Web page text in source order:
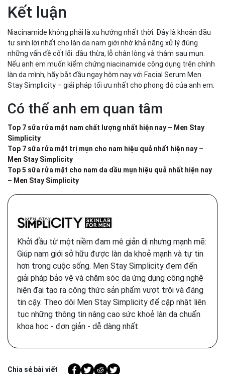
Kết luận
Niacinamide không phải là xu hướng nhất thời. Đây là khoản đầu
tư sinh lời nhất cho làn da nam giới nhờ khả năng xử lý đúng
những vấn đề cốt lõi: dầu thừa, lỗ chân lông và thâm sau mụn.
Nếu anh em muốn kiểm chứng niacinamide công dụng trên chính
làn da mình, hãy bắt đầu ngay hôm nay với Facial Serum Men
Stay Simplicity – giải pháp tối ưu nhất cho phong độ của anh em.
Có thể anh em quan tâm
Top 7 sữa rửa mặt nam chất lượng nhất hiện nay – Men Stay
Simplicity
Top 7 sữa rửa mặt trị mụn cho nam hiệu quả nhất hiện nay –
Men Stay Simplicity
Top 5 sữa rửa mặt cho nam da dầu mụn hiệu quả nhất hiện nay
– Men Stay Simplicity
Khởi đầu từ một niềm đam mê giản dị nhưng mạnh mẽ:
Giúp nam giới sở hữu được làn da khoẻ mạnh và tự tin
hơn trong cuộc sống. Men Stay Simplicity đem đến
giải pháp bảo vệ và chăm sóc da ứng dụng công nghệ
hiện đại tạo ra công thức sản phẩm vượt trội và đáng
tin cậy. Theo dõi Men Stay Simplicity để cập nhật liên
tục những thông tin nâng cao sức khoẻ làn da chuẩn
khoa học - đơn giản - dễ dàng nhất.
Chia sẻ bài viết